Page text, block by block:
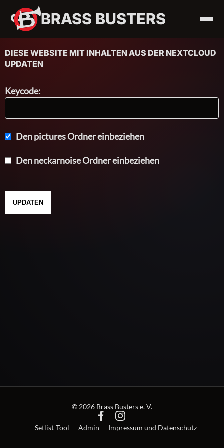
BRASS BUSTERS
LIVE
KONTAKT
DIESE WEBSITE MIT INHALTEN AUS DER NEXTCLOUD
UPDATEN
Keycode:
Den pictures Ordner einbeziehen
Den neckarnoise Ordner einbeziehen
UPDATEN
© 2026 Brass Busters e. V.
Setlist-Tool Admin Impressum und Datenschutz